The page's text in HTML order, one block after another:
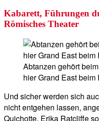
Kabarett, Führungen
Römisches Theater
Abtanzen gehört
hier Grand East
Und sicher werden sich
nicht entgehen lassen,
Quichotte, Erika Ratcliffe